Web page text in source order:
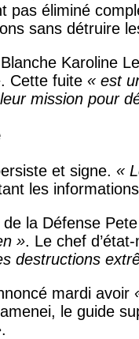
pas éliminé
sans détruire
Karoline
. Cette fuite « est
mission pour
et signe. «
les
la Défense
». Le chef
destructions
mardi avoir
le guide
.